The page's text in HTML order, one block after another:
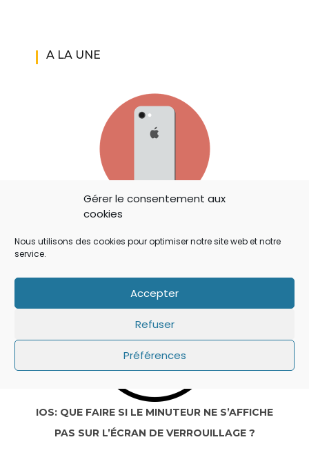
Gérer le consentement aux
cookies
Nous utilisons des cookies pour optimiser notre site web et notre
service.
Accepter
Refuser
Préférences
A LA UNE
IOS 14: APPLE A AJOUTÉ UN BOUTON
SECRET QUI A ÉCHAPPÉ À TOUT LE MONDE !
IOS: QUE FAIRE SI LE MINUTEUR NE S’AFFICHE
PAS SUR L’ÉCRAN DE VERROUILLAGE ?